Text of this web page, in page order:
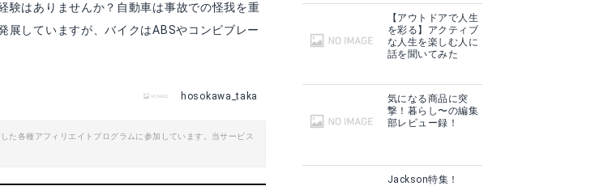
験はありませんか？自動車は事故での怪我を重
展していますが、バイクはABSやコンビブレー
hosokawa_taka
た各種アフィリエイトプログラムに参加しています。当サービス
【アウトドアで人生
を彩る】アクティブ
な人生を楽しむ人に
話を聞いてみた
気になる商品に突
撃！暮らし〜の編集
部レビュー録！
Jackson特集！